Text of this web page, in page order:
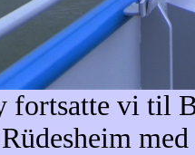
fortsatte vi til